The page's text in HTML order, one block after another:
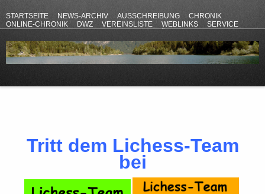
STARTSEITE NEWS-ARCHIV AUSSCHREIBUNG
CHRONIK
ONLINE-CHRONIK
DWZ VEREINSLISTE WEBLINKS
SERVICE
Tritt dem Lichess-Team
bei